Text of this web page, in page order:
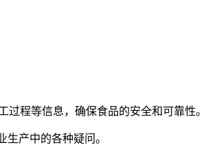
程等信息，确保食品的安全和可靠性。
产中的各种疑问。